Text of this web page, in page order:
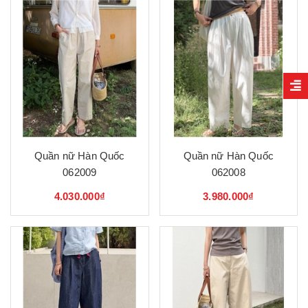
Quần nữ Hàn Quốc
062009
4.030.000₫
Quần nữ Hàn Quốc
062008
3.980.000₫